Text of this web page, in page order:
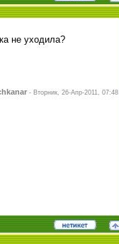
не уходила?
- Вторник, 26-Апр-2011, 07:48